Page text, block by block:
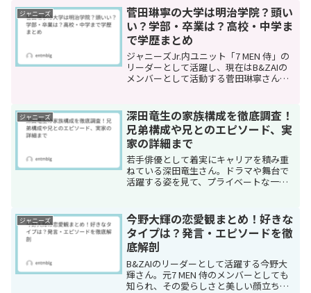
ないでしょうか。この記事では、深田竜
生さんの前のグルー...
ジャニーズ
菅田琳寧の大学は明治学院？頭い
い？学部・卒業は？高校・中学ま
で学歴まとめ
ジャニーズJr.内ユニット「7 MEN 侍」の
リーダーとして活躍し、現在はB&ZAIの
メンバーとして活動する菅田琳寧さん。
実は学業面でも非常に優秀だということ
をご...
ジャニーズ
深田竜生の家族構成を徹底調査！
兄弟構成や兄とのエピソード、実
家の詳細まで
若手俳優として着実にキャリアを積み重
ねている深田竜生さん。ドラマや舞台で
活躍する姿を見て、プライベートな一面
となど、深田竜生さんを育んだ家族環境
について知りたいという声...
ジャニーズ
今野大輝の恋愛観まとめ！好きな
タイプは？発言・エピソードを徹
底解剖
B&ZAIのリーダーとして活躍する今野大
輝さん。元7 MEN 侍のメンバーとしても
知られ、その愛らしさと美しい顔立ちで